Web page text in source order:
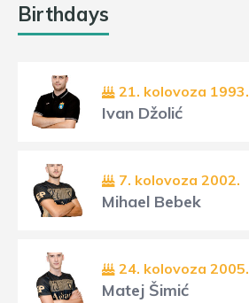
Birthdays
21. kolovoza 1993.
Ivan Džolić
7. kolovoza 2002.
Mihael Bebek
24. kolovoza 2005.
Matej Šimić